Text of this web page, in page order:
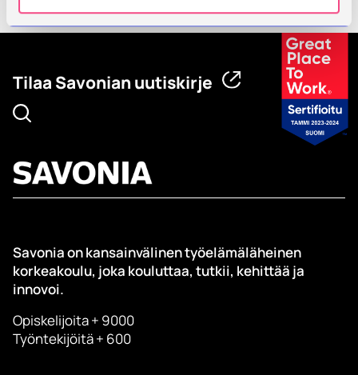
Tilaa Savonian uutiskirje
Savonia on kansainvälinen työelämäläheinen
korkeakoulu, joka kouluttaa, tutkii, kehittää ja
innovoi.
Opiskelijoita + 9000
Työntekijöitä + 600